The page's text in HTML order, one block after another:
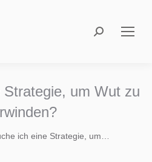
Search:
um Wut zu
hier:
ich eine Strategie, um…